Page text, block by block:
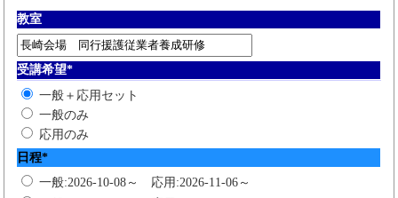
教室
受講希望*
一般＋応用セット
一般のみ
応用のみ
日程*
一般:2026-10-08～ 応用:2026-11-06～